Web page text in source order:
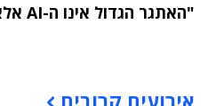
"האתגר הגדול אינו ה-AI אלא הטמעתה בארגון"
אירועים קרובים